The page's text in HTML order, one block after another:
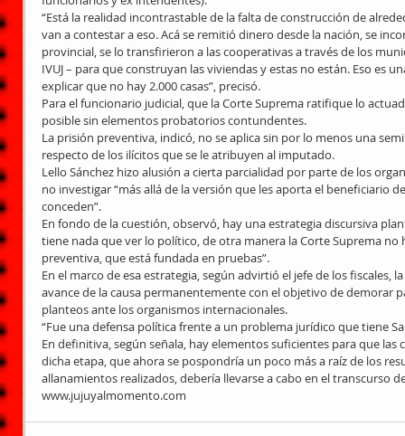
“Está la realidad incontrastable de la falta de construcción de
van a contestar a eso. Acá se remitió dinero desde la nación, se
provincial, se lo transfirieron a las cooperativas a través de los
IVUJ – para que construyan las viviendas y estas no están. Eso es
explicar que no hay 2.000 casas”, precisó.
Para el funcionario judicial, que la Corte Suprema ratifique lo
posible sin elementos probatorios contundentes.
La prisión preventiva, indicó, no se aplica sin por lo menos una
respecto de los ilícitos que se le atribuyen al imputado.
Lello Sánchez hizo alusión a cierta parcialidad por parte de los
no investigar “más allá de la versión que les aporta el beneficiario
conceden”.
En fondo de la cuestión, observó, hay una estrategia discursiva
tiene nada que ver lo político, de otra manera la Corte Suprema
preventiva, que está fundada en pruebas”.
En el marco de esa estrategia, según advirtió el jefe de los fiscales,
avance de la causa permanentemente con el objetivo de demorar
planteos ante los organismos internacionales.
“Fue una defensa política frente a un problema jurídico que tiene
En definitiva, según señala, hay elementos suficientes para que las
dicha etapa, que ahora se pospondría un poco más a raíz de los
allanamientos realizados, debería llevarse a cabo en el transcurso
www.jujuyalmomento.com